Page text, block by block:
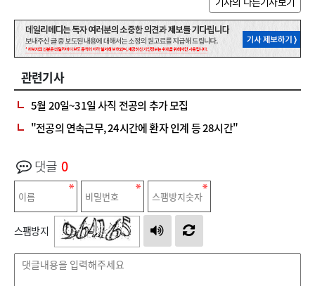
관련기사
5월 20일~31일 사직 전공의 추가 모집
"전공의 연속근무, 24시간에 환자 인계 등 28시간"
댓글 0
스팸방지